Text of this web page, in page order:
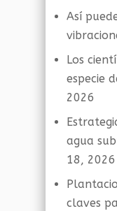
Así
Los
especie
2026
agua
18, 2026
claves